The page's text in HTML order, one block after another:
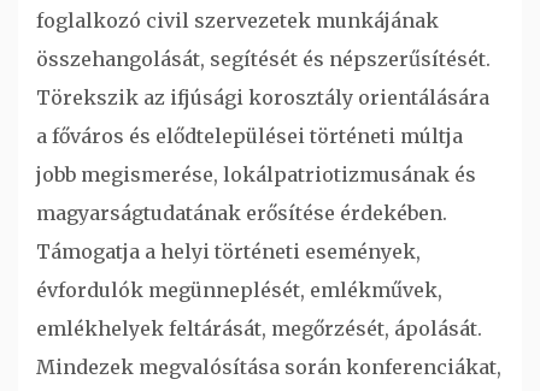
foglalkozó civil szervezetek munkájának
összehangolását, segítését és népszerűsítését.
Törekszik az ifjúsági korosztály orientálására
a főváros és elődtelepülései történeti múltja
jobb megismerése, lokálpatriotizmusának és
magyarságtudatának erősítése érdekében.
Támogatja a helyi történeti események,
évfordulók megünneplését, emlékművek,
emlékhelyek feltárását, megőrzését, ápolását.
Mindezek megvalósítása során konferenciákat,